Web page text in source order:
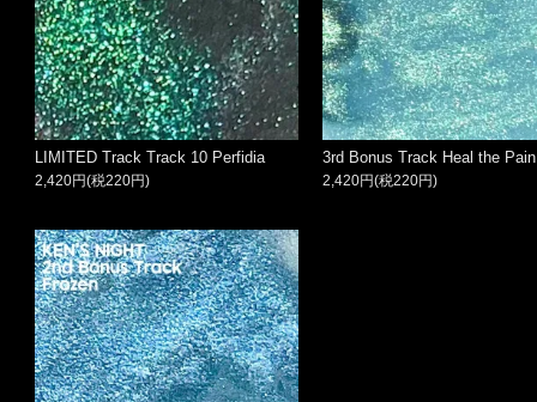
LIMITED Track Track 10 Perfidia
2,420円(税220円)
3rd Bonus Track Heal the Pain
2,420円(税220円)